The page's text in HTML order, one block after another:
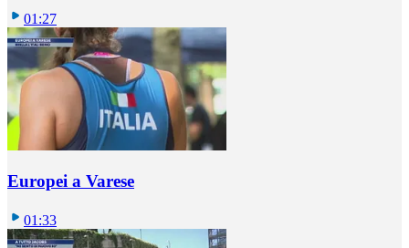
01:27
Europei a Varese
01:33